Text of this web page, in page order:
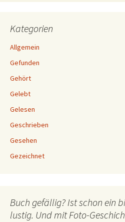
Kategorien
Allgemein
Gefunden
Gehört
Gelebt
Gelesen
Geschrieben
Gesehen
Gezeichnet
Buch gefällig? Ist schon ein
lustig. Und mit Foto-